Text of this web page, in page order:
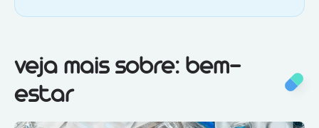
Veja mais sobre:Bem-estar
veja mais sobre: bem-
estar